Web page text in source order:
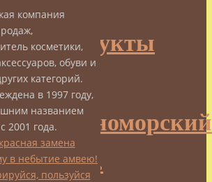
компания
косметики,
обуви и
категорий.
в 1997 году,
названием
2001 года.
замена
в небытие амвею!
пользуйся